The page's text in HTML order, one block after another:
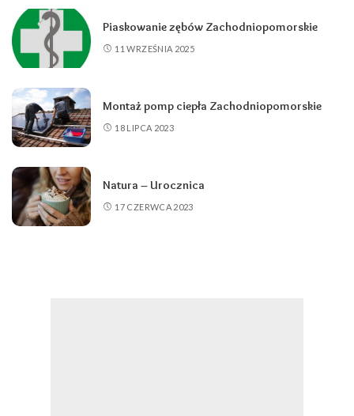
Piaskowanie zębów Zachodniopomorskie
11 WRZEŚNIA 2025
Montaż pomp ciepła Zachodniopomorskie
18 LIPCA 2023
Natura – Urocznica
17 CZERWCA 2023